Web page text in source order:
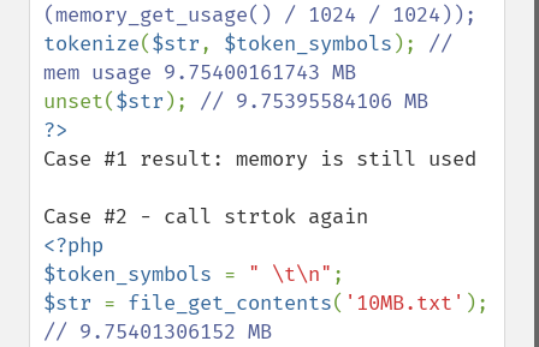
tokenize($str, $token_symbols ); //
unset($str );
Case #1 result: memory is still used
<?php
$token_symbols = " \t\n"
$str = file_get_contents( '10MB.txt'